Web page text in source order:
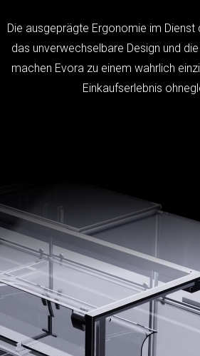
Die ausgeprägte Ergonomie im
das unverwechselbare Design und
machen Evora zu einem wahrlich
Einkaufserlebnis